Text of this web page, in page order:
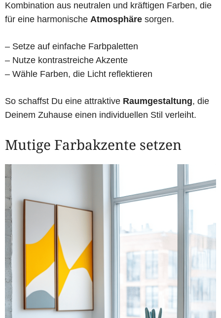
Kombination aus neutralen und kräftigen Farben, die
für eine harmonische Atmosphäre sorgen.
– Setze auf einfache Farbpaletten
– Nutze kontrastreiche Akzente
– Wähle Farben, die Licht reflektieren
So schaffst Du eine attraktive Raumgestaltung, die
Deinem Zuhause einen individuellen Stil verleiht.
Mutige Farbakzente setzen